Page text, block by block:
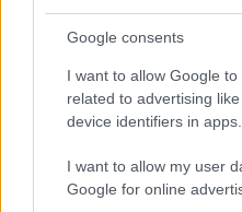
Google consents
I want to allow Google
related to advertising
device identifiers in apps.
I want to allow my user
Google for online
Turiste si
del fuoco
Meteo Olbia 6
Gallura
Incidente Olbia,